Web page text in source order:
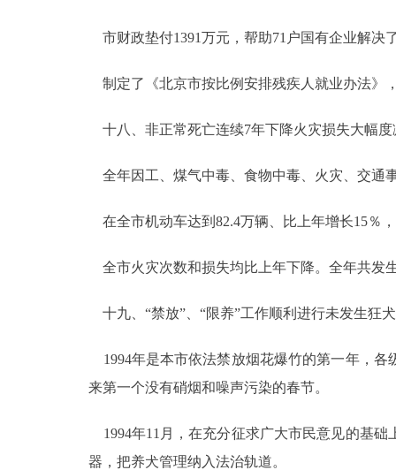
市财政垫付1391万元，帮助71户国有企业解决
制定了《北京市按比例安排残疾人就业办法》
十八、非正常死亡连续7年下降火灾损失大幅度
全年因工、煤气中毒、食物中毒、火灾、交通
在全市机动车达到82.4万辆、比上年增长15％
全市火灾次数和损失均比上年下降。全年共发
十九、“禁放”、“限养”工作顺利进行未发生狂
1994年是本市依法禁放烟花爆竹的第一年，各
来第一个没有硝烟和噪声污染的春节。
1994年11月，在充分征求广大市民意见的基础
器，把养犬管理纳入法治轨道。